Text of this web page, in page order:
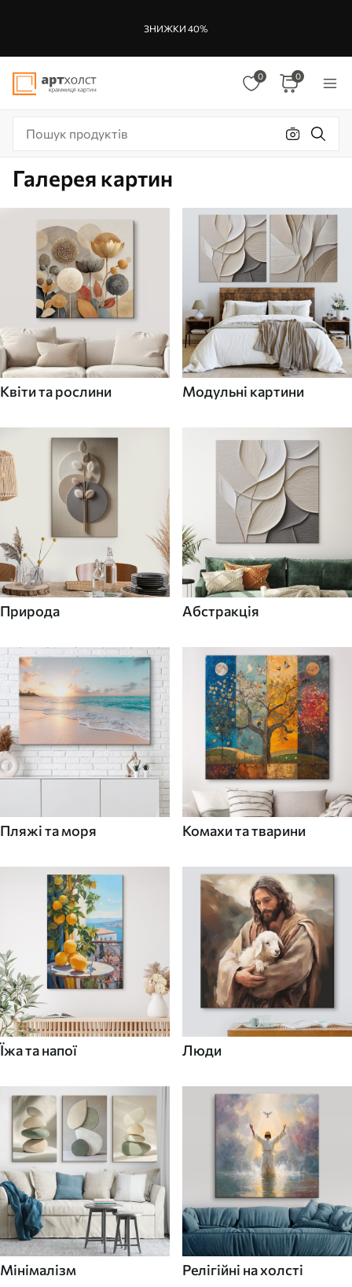
ЗНИЖКИ 40%
0 0
Галерея картин
Квіти та рослини Модульні картини
Природа Абстракція
Пляжі та моря Комахи та тварини
Їжа та напої Люди
Мінімалізм Релігійні на холсті